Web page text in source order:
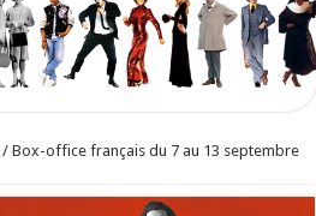
/ Box-office français du 7 au 13 septembre